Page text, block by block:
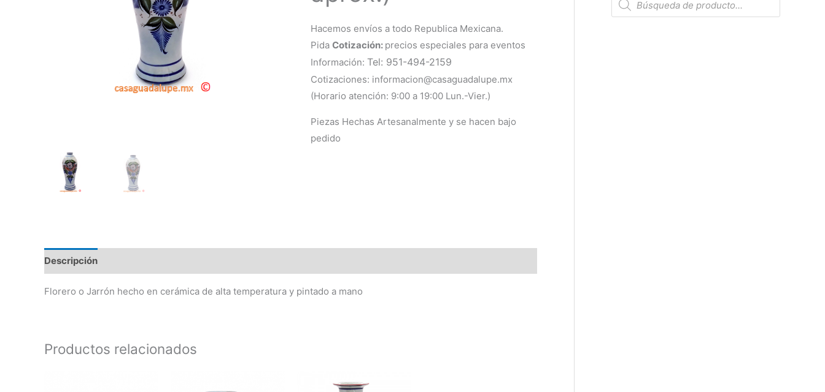
Hacemos envíos a todo Republica Mexicana.
Pida Cotización: precios especiales para eventos
Información: Tel: 951-494-2159
Cotizaciones: informacion@casaguadalupe.mx
(Horario atención: 9:00 a 19:00 Lun.-Vier.)
Piezas Hechas Artesanalmente y se hacen bajo
pedido
Descripción
Florero o Jarrón hecho en cerámica de alta temperatura y pintado a mano
Productos relacionados
s